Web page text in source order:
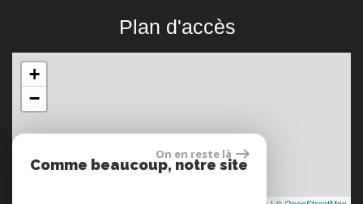
Plan d'accès
+
−
On en reste là
Comme beaucoup, notre site